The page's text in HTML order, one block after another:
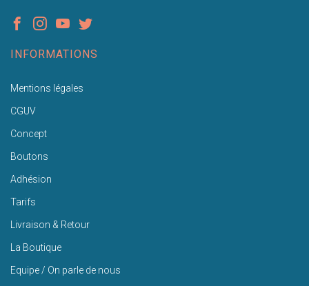
INFORMATIONS
Mentions légales
CGUV
Concept
Boutons
Adhésion
Tarifs
Livraison & Retour
La Boutique
Equipe / On parle de nous